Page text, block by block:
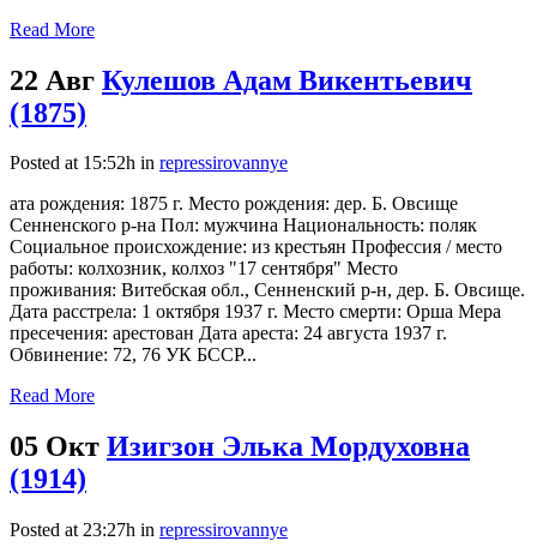
Read More
22 Авг Кулешов Адам Викентьевич
(1875)
Posted at 15:52h in repressirovannye
ата рождения: 1875 г. Место рождения: дер. Б. Овсище
Сенненского р-на Пол: мужчина Национальность: поляк
Социальное происхождение: из крестьян Профессия / место
работы: колхозник, колхоз "17 сентября" Место
проживания: Витебская обл., Сенненский р-н, дер. Б. Овсище.
Дата расстрела: 1 октября 1937 г. Место смерти: Орша Мера
пресечения: арестован Дата ареста: 24 августа 1937 г.
Обвинение: 72, 76 УК БССР...
Read More
05 Окт Изигзон Элька Мордуховна
(1914)
Posted at 23:27h in repressirovannye